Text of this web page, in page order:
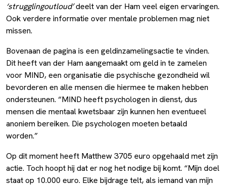
‘strugglingoutloud’deelt van der Ham veel eigen ervaringen.
Ook verdere informatie over mentale problemen mag niet
missen.
Bovenaan de pagina is een geldinzamelingsactie te vinden.
Dit heeft van der Ham aangemaakt om geld in te zamelen
voor MIND, een organisatie die psychische gezondheid wil
bevorderen en alle mensen die hiermee te maken hebben
ondersteunen. “MIND heeft psychologen in dienst, dus
mensen die mentaal kwetsbaar zijn kunnen hen eventueel
anoniem bereiken. Die psychologen moeten betaald
worden.”
Op dit moment heeft Matthew 3705 euro opgehaald met zijn
actie. Toch hoopt hij dat er nog het nodige bij komt. “Mijn doel
staat op 10.000 euro. Elke bijdrage telt, als iemand van mijn